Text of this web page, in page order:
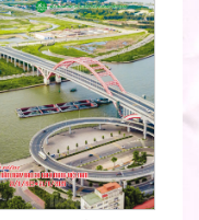
60 NĂM ĐIỆN BIÊN PHỦ